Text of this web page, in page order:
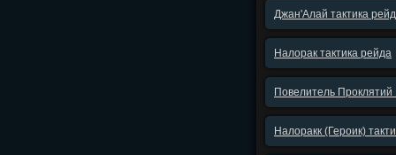
Джан'Алай тактика
Налорак тактика рейда
Повелитель Проклятий
Налоракк (Героик)